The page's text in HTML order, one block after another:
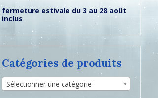
fermeture estivale du 3 au 28 août
inclus
Catégories de produits
Sélectionner une catégorie